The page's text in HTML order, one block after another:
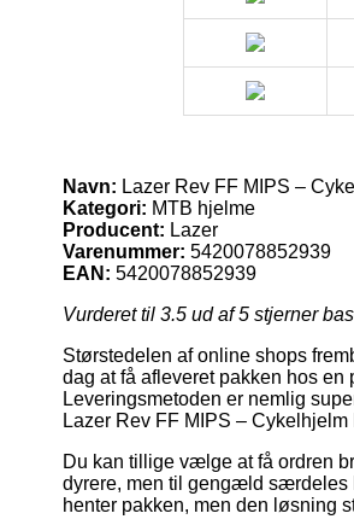
Navn: Lazer Rev FF MIPS –
Kategori: MTB hjelme
Producent: Lazer
Varenummer: 5420078852939
EAN: 5420078852939
Vurderet til 3.5 ud af 5 stjerner
Størstedelen af online shops
dag at få afleveret pakken hos
Leveringsmetoden er nemlig
Lazer Rev FF MIPS –
Du kan tillige vælge at få ordren
dyrere, men til gengæld særdeles
henter pakken, men den løsning